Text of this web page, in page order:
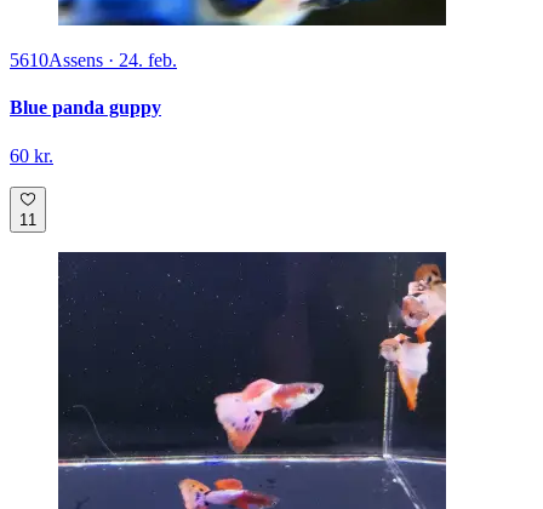
5610Assens · 24. feb.
Blue panda guppy
60 kr.
11